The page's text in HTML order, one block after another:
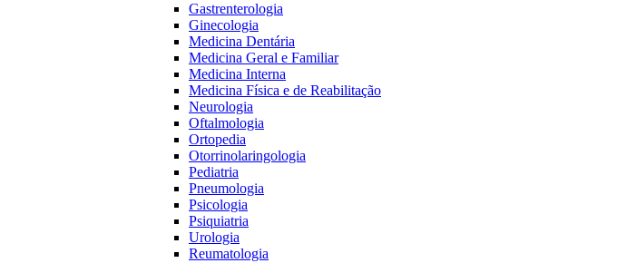
Gastrenterologia
Ginecologia
Medicina Dentária
Medicina Geral e Familiar
Medicina Interna
Medicina Física e de Reabilitação
Neurologia
Oftalmologia
Ortopedia
Otorrinolaringologia
Pediatria
Pneumologia
Psicologia
Psiquiatria
Urologia
Reumatologia